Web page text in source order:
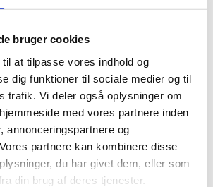
bruger cookies
at tilpasse vores indhold og
dig funktioner til sociale medier og til
trafik. Vi deler også oplysninger om
med vores partnere inden
annonceringspartnere og
partnere kan kombinere disse
du har givet dem, eller som
din brug af deres tjenester.